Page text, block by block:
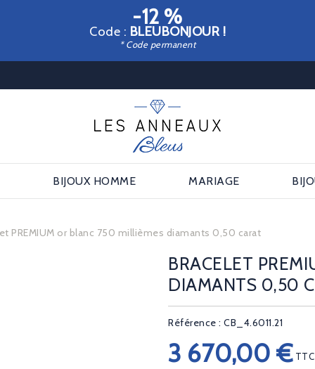
-12 %
Code : BLEUBONJOUR !
* Code permanent
BIJOUX HOMME MARIAGE
PREMIUM or blanc 750 millièmes diamants 0,50 carat
BRACELET
DIAMANTS 0,50
Référence : CB_4.6011.21
3 670,00 € TTC